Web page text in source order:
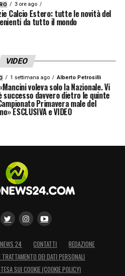
3 ore ago
Calcio Estero: tutte le novità del
da tutto il mondo
VIDEO
1 settimana ago Alberto Petrosilli
voleva solo la Nazionale. Vi
successo davvero dietro le quinte
Primavera male del
ESCLUSIVA e VIDEO
24 CONTATTI
REDAZIONE
DEI DATI PERSONALI
SUI COOKIE (COOKIE POLICY)